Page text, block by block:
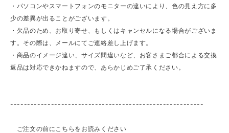
・パソコンやスマートフォンのモニターの違いにより、色の見え方に多
少の差異が出ることがございます。
・欠品のため、お取り寄せ、もしくはキャンセルになる場合がございま
す。その際は、メールにてご連絡差し上げます。
・商品のイメージ違い、サイズ間違いなど、お客さまご都合による交換
返品は対応できかねますので、あらかじめご了承ください。
---------------------------------------------------------
ご注文の前にこちらをお読みください